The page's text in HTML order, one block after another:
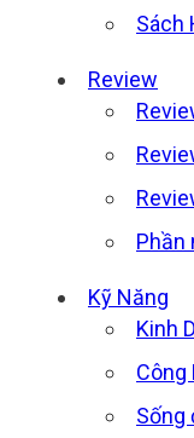
Sách
Review
Phần
Kỹ Năng
Kinh
Công
Sống